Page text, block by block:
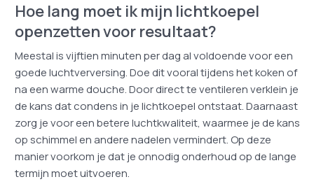
Hoe lang moet ik mijn lichtkoepel
openzetten voor resultaat?
Meestal is vijftien minuten per dag al voldoende voor een
goede luchtverversing. Doe dit vooral tijdens het koken of
na een warme douche. Door direct te ventileren verklein je
de kans dat condens in je lichtkoepel ontstaat. Daarnaast
zorg je voor een betere luchtkwaliteit, waarmee je de kans
op schimmel en andere nadelen vermindert. Op deze
manier voorkom je dat je onnodig onderhoud op de lange
termijn moet uitvoeren.